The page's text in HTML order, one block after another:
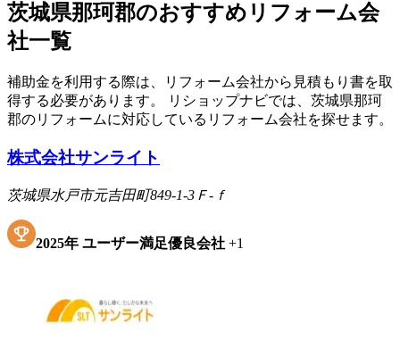
茨城県那珂郡のおすすめリフォーム会
社一覧
補助金を利用する際は、リフォーム会社から見積もり書を取
得する必要があります。 リショップナビでは、 茨城県那珂
郡のリフォームに対応しているリフォーム会社を探せます。
株式会社サンライト
茨城県水戸市元吉田町849-1-3Ｆ-ｆ
2025年 ユーザー満足優良会社 +1